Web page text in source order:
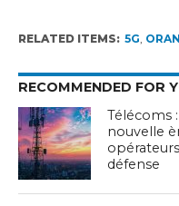
RELATED ITEMS: 5G
RECOMMENDED FOR
Télécoms
nouvelle
défense